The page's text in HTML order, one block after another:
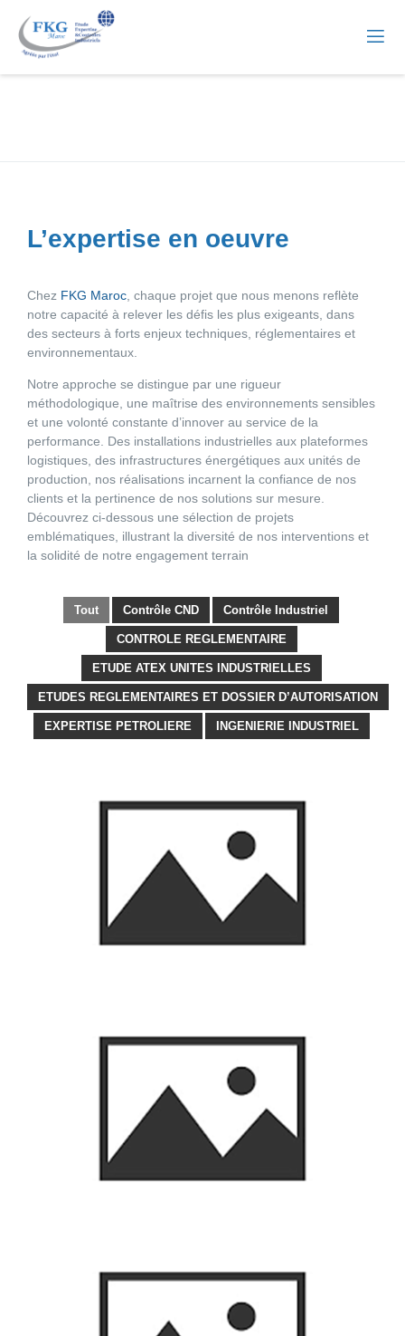
L’expertise en oeuvre
Chez FKG Maroc , chaque projet que nous menons reflète
notre capacité à relever les défis les plus exigeants, dans
des secteurs à forts enjeux techniques, réglementaires et
environnementaux.
Notre approche se distingue par une rigueur
méthodologique, une maîtrise des environnements sensibles
et une volonté constante d’innover au service de la
performance. Des installations industrielles aux plateformes
logistiques, des infrastructures énergétiques aux unités de
production, nos réalisations incarnent la confiance de nos
clients et la pertinence de nos solutions sur mesure.
Découvrez ci-dessous une sélection de projets
emblématiques, illustrant la diversité de nos interventions et
la solidité de notre engagement terrain
Tout Contrôle CND Contrôle Industriel
CONTROLE REGLEMENTAIRE
ETUDE ATEX UNITES INDUSTRIELLES
ETUDES REGLEMENTAIRES ET DOSSIER D’AUTORISATION
EXPERTISE PETROLIERE INGENIERIE INDUSTRIEL